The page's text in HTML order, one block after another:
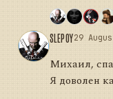
SLEPOY29
Михаил,
Я доволен